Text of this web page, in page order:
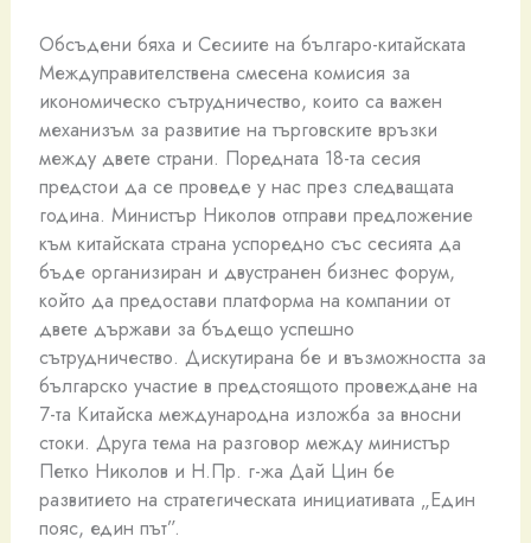
Обсъдени бяха и Сесиите на българо-китайската
Междуправителствена смесена комисия за
икономическо сътрудничество, които са важен
механизъм за развитие на търговските връзки
между двете страни. Поредната 18-та сесия
предстои да се проведе у нас през следващата
година. Министър Николов отправи предложение
към китайската страна успоредно със сесията да
бъде организиран и двустранен бизнес форум,
който да предостави платформа на компании от
двете държави за бъдещо успешно
сътрудничество. Дискутирана бе и възможността за
българско участие в предстоящото провеждане на
7-та Китайска международна изложба за вносни
стоки. Друга тема на разговор между министър
Петко Николов и Н.Пр. г-жа Дай Цин бе
развитието на стратегическата инициативата „Един
пояс, един път”.